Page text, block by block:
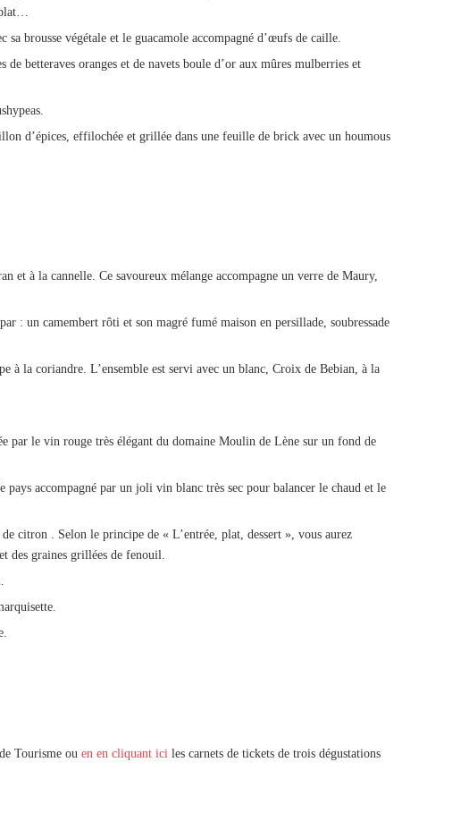
plat…
brousse végétale et le guacamole accompagné d’œufs de caille.
de betteraves oranges et de navets boule d’or aux mûres mulberries et
d’épices, effilochée et grillée dans une feuille de brick avec un houmous
et à la cannelle. Ce savoureux mélange accompagne un verre de Maury,
: un camembert rôti et son magré fumé maison en persillade, soubressade
à la coriandre. L’ensemble est servi avec un blanc, Croix de Bebian, à la
par le vin rouge très élégant du domaine Moulin de Lène sur un fond de
accompagné par un joli vin blanc très sec pour balancer le chaud et le
citron . Selon le principe de « L’entrée, plat, dessert », vous aurez
des graines grillées de fenouil.
Tourisme ou en en cliquant ici les carnets de tickets de trois dégustations